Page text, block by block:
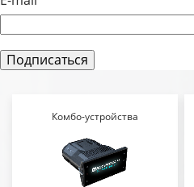
Комбо-устройства